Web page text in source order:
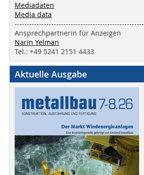
Mediadaten
Media data
Ansprechpartnerin für Anzeigen
Narin Yelman
Tel.: +49 5241 2151 4433
Aktuelle Ausgabe